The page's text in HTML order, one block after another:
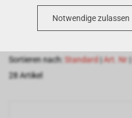
Sortieren nach: Standard |Art. Nr
28 Artikel
Notwendige zulassen